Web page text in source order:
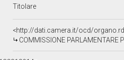
Titolare
<http://dati.camera.it/ocd/
COMMISSIONE PARLAMENTARE PER IL PARERE AL